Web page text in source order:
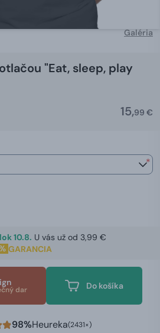
Galéria
"Eat, sleep, play
15,99 €
*
10.8. U vás už od 3,99 €
GARANCIA
dar Do košíka
98%Heureka(2431×)